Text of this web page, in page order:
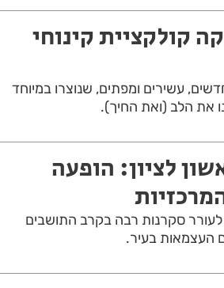
קולקציית קינוחי
עשירים ומפתים, שנוצרו במיוחד
את הלב (ואת החיך).
לציון: הופעה
לעורר סקרנות רבה בקרב התושבים
העצמאות בעיר.